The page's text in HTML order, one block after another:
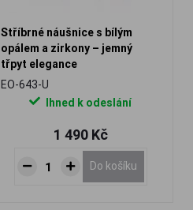
Stříbrné náušnice s bílým
opálem a zirkony – jemný
třpyt elegance
EO-643-U
Ihned k odeslání
1 490 Kč
Do košíku